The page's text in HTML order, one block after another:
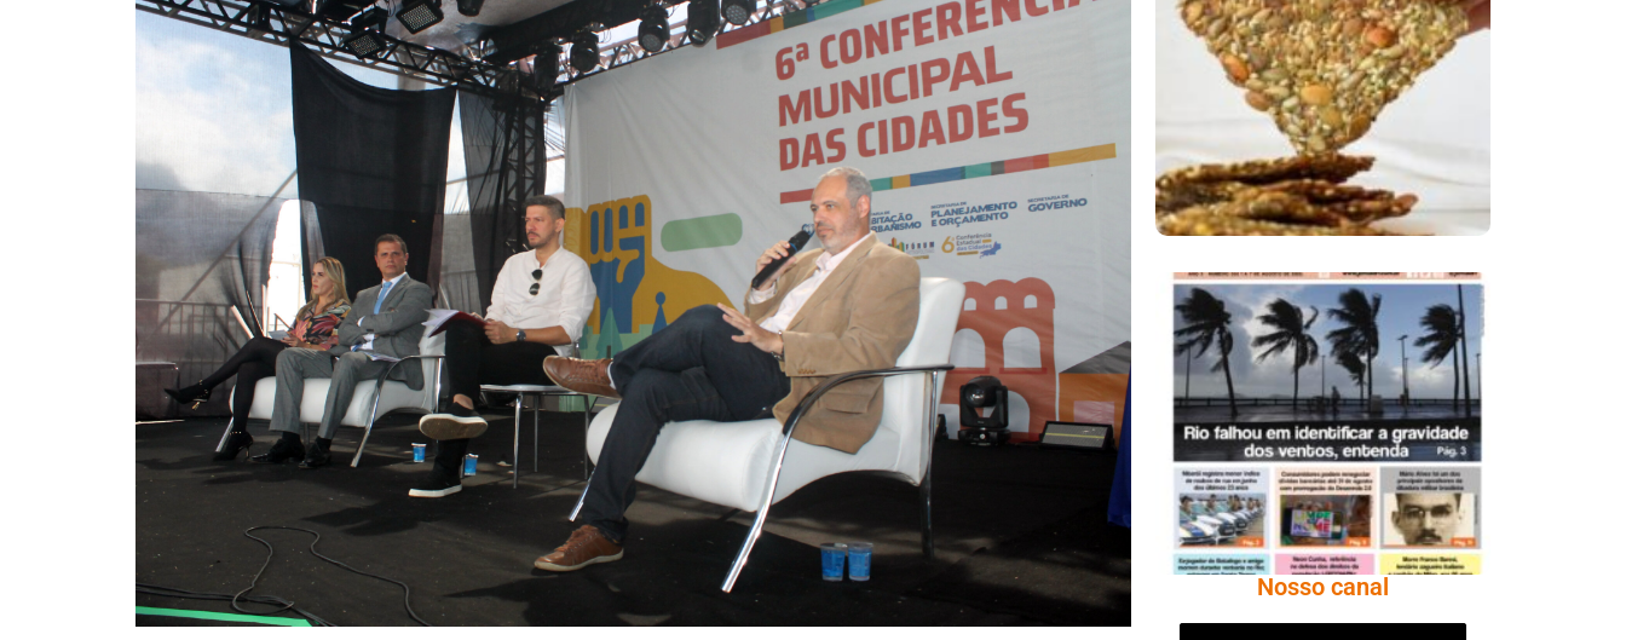
Comer Bem: Cracker
De Sementes
Ano X – Número 366
01 A 07 De Agosto De
2026
Nosso canal